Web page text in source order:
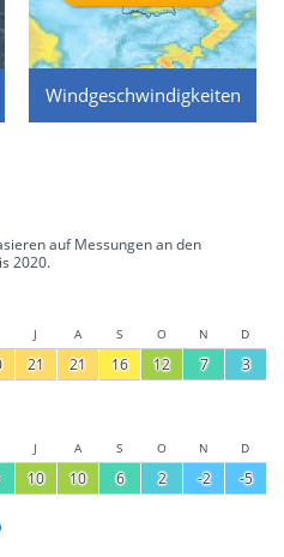
Windgeschwindigkeiten
auf Messungen an den
2020.
J A S O N D
21 21 16 12 7 3
J A S O N D
10 10 6 2 -2 -5